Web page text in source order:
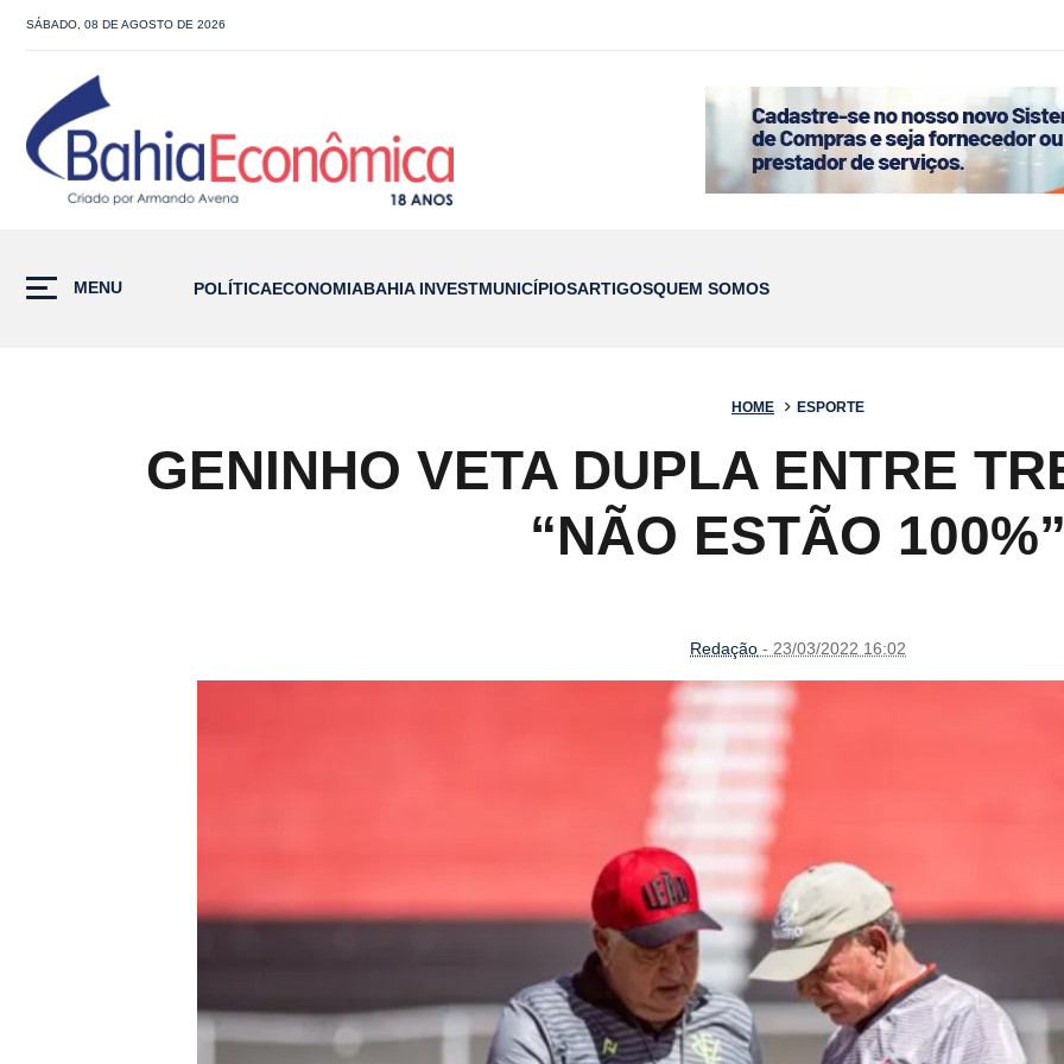
SÁBADO, 08 DE AGOSTO DE 2026
MENU POLÍTICAECONOMIABAHIA INVESTMUNICÍPIOSARTIGOSQUEM SOMOS
HOME ESPORTE
GENINHO VETA DUPLA ENTRE
“NÃO ESTÃO
Redação - 23/03/2022 16:02